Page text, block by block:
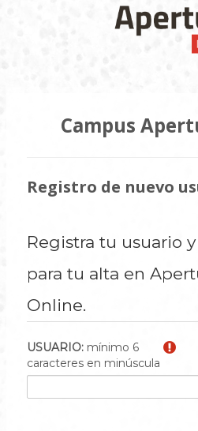
Campus
Registro de nuevo
Registra tu usuario
para tu alta en
Online.
USUARIO:
caracteres en minúscula